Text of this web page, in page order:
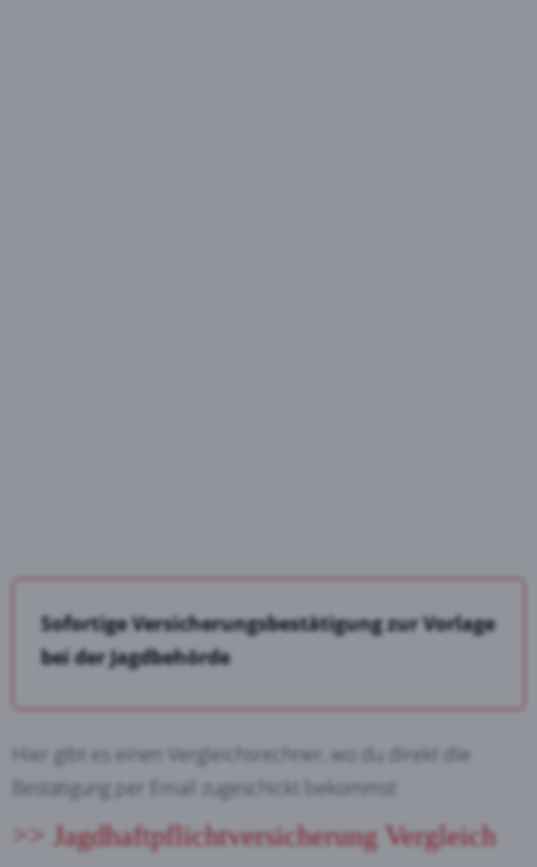
Sofortige Versicherungsbestätigung zur Vorlage
bei der Jagdbehörde
Hier gibt es einen Vergleichsrechner, wo du direkt die
Bestätigung per Email zugeschickt bekommst:
>> Jagdhaftpflichtversicherung Vergleich